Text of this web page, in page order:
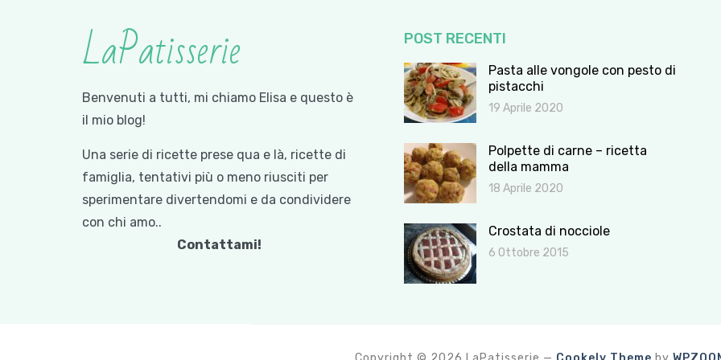
LaPatisserie
Benvenuti a tutti, mi chiamo Elisa e questo è
il mio blog!
Una serie di ricette prese qua e là, ricette di
famiglia, tentativi più o meno riusciti per
sperimentare divertendomi e da condividere
con chi amo..
Contattami!
POST RECENTI
Pasta alle vongole con pesto di
pistacchi
19 Aprile 2020
Polpette di carne – ricetta
della mamma
18 Aprile 2020
Crostata di nocciole
6 Ottobre 2015